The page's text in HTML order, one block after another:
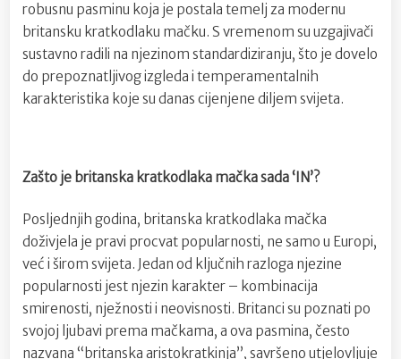
robusnu pasminu koja je postala temelj za modernu
britansku kratkodlaku mačku. S vremenom su uzgajivači
sustavno radili na njezinom standardiziranju, što je dovelo
do prepoznatljivog izgleda i temperamentalnih
karakteristika koje su danas cijenjene diljem svijeta.
Zašto je britanska kratkodlaka mačka sada ‘IN’?
Posljednjih godina, britanska kratkodlaka mačka
doživjela je pravi procvat popularnosti, ne samo u Europi,
već i širom svijeta. Jedan od ključnih razloga njezine
popularnosti jest njezin karakter – kombinacija
smirenosti, nježnosti i neovisnosti. Britanci su poznati po
svojoj ljubavi prema mačkama, a ova pasmina, često
nazvana “britanska aristokratkinja”, savršeno utjelovljuje